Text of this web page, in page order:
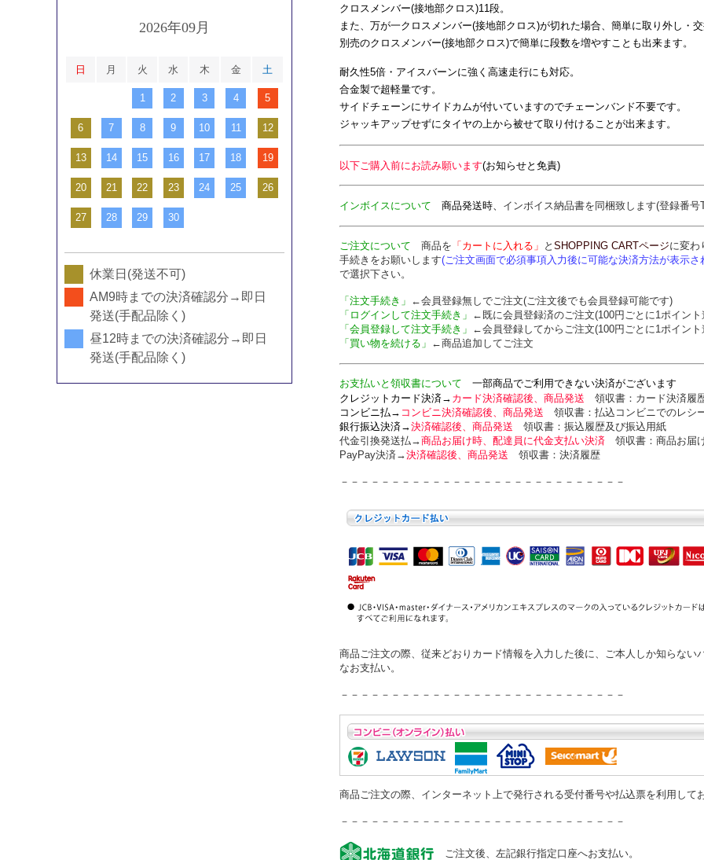
クロスメンバー(接地部クロス)11段。
また、万が一クロスメンバー(接地部クロス)が切れた場合、簡単に取り外し・交
別売のクロスメンバー(接地部クロス)で簡単に段数を増やすことも出来ます。
耐久性5倍・アイスバーンに強く高速走行にも対応。
合金製で超軽量です。
サイドチェーンにサイドカムが付いていますのでチェーンバンド不要です。
ジャッキアップせずにタイヤの上から被せて取り付けることが出来ます。
以下ご購入前にお読み願います(お知らせと免責)
インボイスについて 商品発送時、 インボイス納品書を 同梱致します(登録番号
ご注文について 商品を 「カートに入れる」 と SHOPPING CARTページに変わ
手続きをお願いします(ご注文画面で必須事項入力後に可能な決済方法が表示さ
で選択下さい。
「注文手続き」 ←会員登録無しでご注文(ご注文後でも会員登録可能です)
「ログインして注文手続き」 ←既に会員登録済のご注文(100円ごとに1ポイント
「会員登録して注文手続き」 ←会員登録してからご注文(100円ごとに1ポイント
「買い物を続ける」 ←商品追加してご注文
お支払いと領収書について 一部商品でご利用できない決済がございます
クレジットカード決済→ カード決済確認後、商品発送 領収書：カード決済履
コンビニ払→ コンビニ決済確認後、商品発送 領収書： 払込コンビニでのレシ
銀行振込決済→決済確認後、商品発送 領収書： 振込履歴及び振込用紙
代金引換発送払→商品お届け時、配達員に代金支払い決済 領収書： 商品お届
PayPay決済→決済確認後、商品発送 領収書： 決済履歴
－－－－－－－－－－－－－－－－－－－－－－－－－－－－
商品ご注文の際、従来どおりカード情報を入力した後に、ご本人しか知らない
なお支払い。
－－－－－－－－－－－－－－－－－－－－－－－－－－－－
商品ご注文の際、インターネット上で発行される受付番号や払込票を利用して
－－－－－－－－－－－－－－－－－－－－－－－－－－－－
ご注文後、左記銀行指定口座へお支払い。
2026年09月
日 月 火 水 木 金 土
1 2 3 4 5
6 7 8 9 10 11 12
13 14 15 16 17 18 19
20 21 22 23 24 25 26
27 28 29 30
休業日(発送不可)
AM9時までの決済確認分→即日
発送(手配品除く)
昼12時までの決済確認分→即日
発送(手配品除く)